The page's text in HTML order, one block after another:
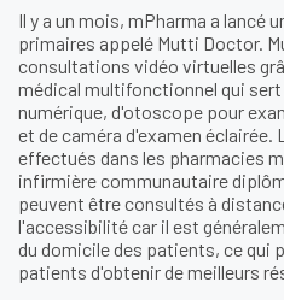
Il y a un mois, mPharma a lancé
primaires appelé Mutti Doctor.
consultations vidéo virtuelles
médical multifonctionnel qui
numérique, d'otoscope pour
et de caméra d'examen
effectués dans les pharmacies
infirmière communautaire
peuvent être consultés à
l'accessibilité car il est
du domicile des patients, ce qui
patients d'obtenir de meilleurs